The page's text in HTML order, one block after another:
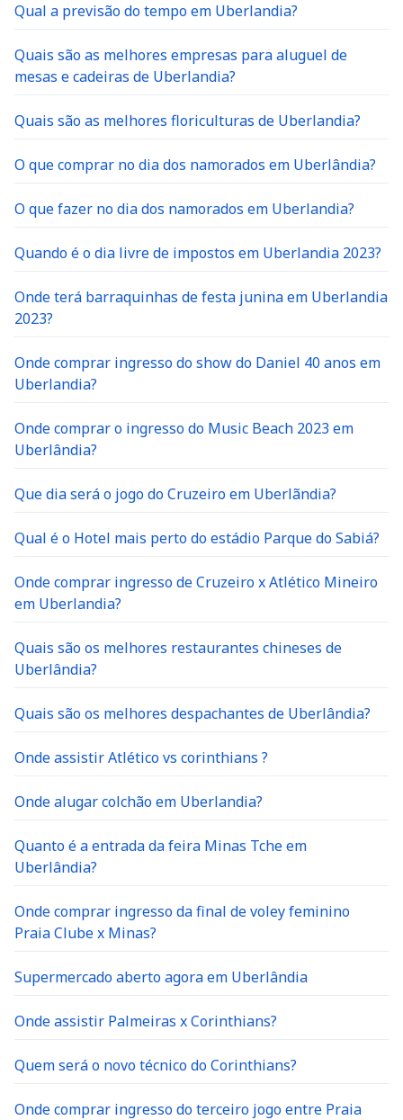
Qual a previsão do tempo em Uberlandia?
Quais são as melhores empresas para aluguel de
mesas e cadeiras de Uberlandia?
Quais são as melhores floriculturas de Uberlandia?
O que comprar no dia dos namorados em Uberlândia?
O que fazer no dia dos namorados em Uberlandia?
Quando é o dia livre de impostos em Uberlandia 2023?
Onde terá barraquinhas de festa junina em Uberlandia
2023?
Onde comprar ingresso do show do Daniel 40 anos em
Uberlandia?
Onde comprar o ingresso do Music Beach 2023 em
Uberlândia?
Que dia será o jogo do Cruzeiro em Uberlãndia?
Qual é o Hotel mais perto do estádio Parque do Sabiá?
Onde comprar ingresso de Cruzeiro x Atlético Mineiro
em Uberlandia?
Quais são os melhores restaurantes chineses de
Uberlândia?
Quais são os melhores despachantes de Uberlândia?
Onde assistir Atlético vs corinthians ?
Onde alugar colchão em Uberlandia?
Quanto é a entrada da feira Minas Tche em
Uberlândia?
Onde comprar ingresso da final de voley feminino
Praia Clube x Minas?
Supermercado aberto agora em Uberlândia
Onde assistir Palmeiras x Corinthians?
Quem será o novo técnico do Corinthians?
Onde comprar ingresso do terceiro jogo entre Praia